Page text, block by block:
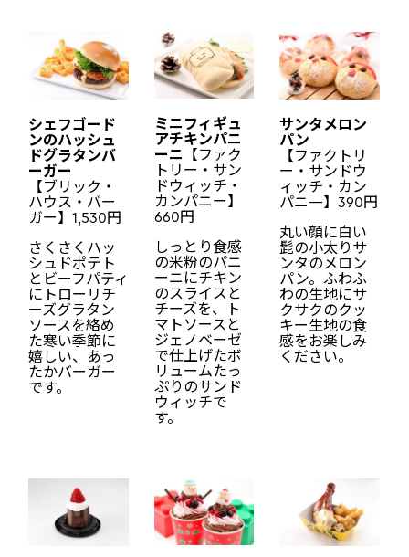
シェフゴード
ンのハッシュ
ドグラタンバ
ーガー
【ブリック・
ハウス・バー
ガー】1,530円
さくさくハッ
シュドポテト
とビーフパティ
にトローリチ
ーズグラタン
ソースを絡め
た寒い季節に
嬉しい、あっ
たかバーガー
です。
ミニフィギュ
アチキンパニ
ーニ 【ファク
トリー・サン
ドウィッチ・
カンパニー】
660円
しっとり食感
の米粉のパニ
ーニにチキン
のスライスと
チーズを、ト
マトソースと
ジェノベーゼ
で仕上げたボ
リュームたっ
ぷりのサンド
ウィッチで
す。
サンタメロン
パン
【ファクトリ
ー・サンドウ
ィッチ・カン
パニ―】390円
丸い顔に白い
髭の小太りサ
ンタのメロン
パン。ふわふ
わの生地にサ
クサクのクッ
キー生地の食
感をお楽しみ
ください。